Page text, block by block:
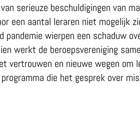
serieuze beschuldigingen van
een aantal leraren niet mogelijk
pandemie wierpen een schaduw
werkt de beroepsvereniging
vertrouwen en nieuwe wegen
programma die het gesprek over